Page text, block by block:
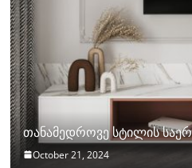
თანამედროვე სტილის
October 21, 2024